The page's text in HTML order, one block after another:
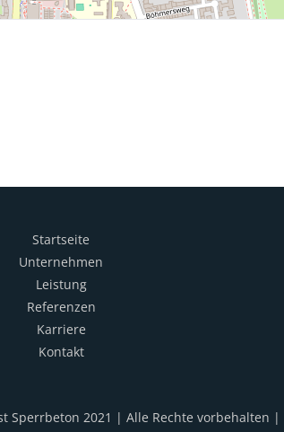
Startseite
Unternehmen
Leistung
Referenzen
Karriere
Kontakt
Sperrbeton 2021 | Alle Rechte vorbehalten |